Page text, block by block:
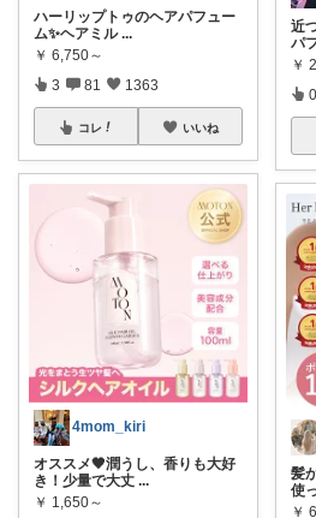
ハーリップトゥのヘアパフュー
ム✨️ヘアミル ...
￥ 6,750～
3 81 1363
コレ いいね
4mom_kiri
オススメ🖤潤うし、香りも大好
き！少量で大丈 ...
￥ 1,650～
近
パ
￥
0
髪
使
￥